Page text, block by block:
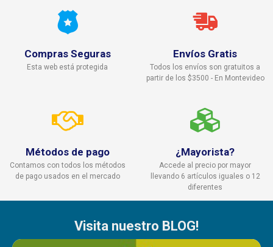
Compras Seguras
Esta web está protegida
Envíos Gratis
Todos los envíos son gratuitos a
partir de los $3500 - En Montevideo
Métodos de pago
Contamos con todos los métodos
de pago usados en el mercado
¿Mayorista?
Accede al precio por mayor
llevando 6 artículos iguales o 12
diferentes
Visita nuestro BLOG!